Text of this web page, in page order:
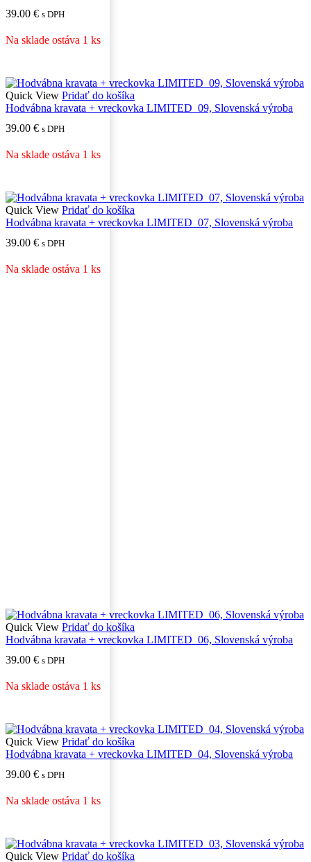
39.00 € s DPH
Na sklade ostáva 1 ks
Quick View Pridať do košíka
Hodvábna kravata + vreckovka LIMITED_09, Slovenská výroba
39.00 € s DPH
Na sklade ostáva 1 ks
Quick View Pridať do košíka
Hodvábna kravata + vreckovka LIMITED_07, Slovenská výroba
39.00 € s DPH
Na sklade ostáva 1 ks
Quick View Pridať do košíka
Hodvábna kravata + vreckovka LIMITED_06, Slovenská výroba
39.00 € s DPH
Na sklade ostáva 1 ks
Quick View Pridať do košíka
Hodvábna kravata + vreckovka LIMITED_04, Slovenská výroba
39.00 € s DPH
Na sklade ostáva 1 ks
Quick View Pridať do košíka